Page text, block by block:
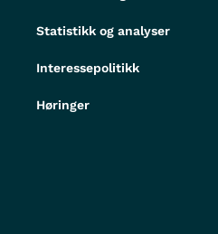
Statistikk og analyser
Interessepolitikk
Høringer